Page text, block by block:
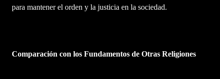
para mantener el orden y la justicia en la sociedad.
Comparación con los Fundamentos de Otras Religiones